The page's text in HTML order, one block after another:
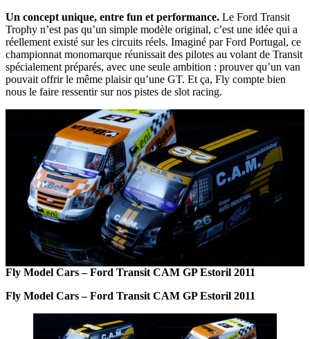
Un concept unique, entre fun et performance. Le Ford Transit
Trophy n’est pas qu’un simple modèle original, c’est une idée qui a
réellement existé sur les circuits réels. Imaginé par Ford Portugal, ce
championnat monomarque réunissait des pilotes au volant de Transit
spécialement préparés, avec une seule ambition : prouver qu’un van
pouvait offrir le même plaisir qu’une GT. Et ça, Fly compte bien
nous le faire ressentir sur nos pistes de slot racing.
Fly Model Cars – Ford Transit CAM GP Estoril 2011
Fly Model Cars – Ford Transit CAM GP Estoril 2011